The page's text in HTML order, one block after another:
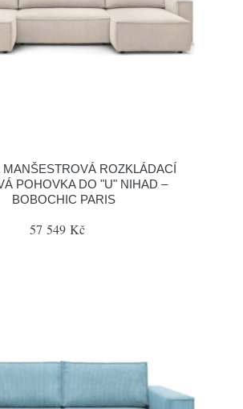
MANŠESTROVÁ ROZKLÁDACÍ
POHOVKA DO "U" NIHAD –
BOBOCHIC PARIS
57 549 Kč